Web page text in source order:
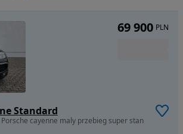
Standard
Porsche cayenne maly przebieg super stan
69 900 PLN